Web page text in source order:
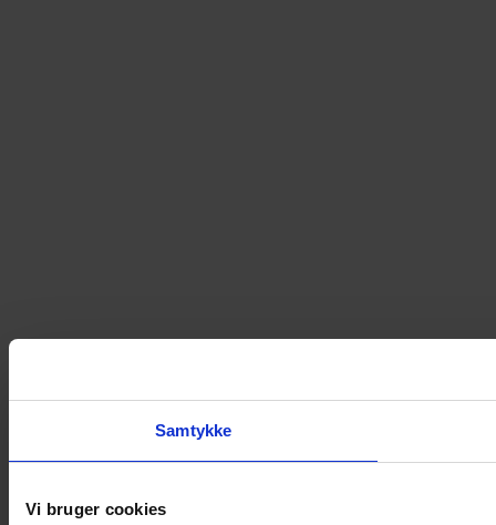
Samtykke
Vi bruger cookies